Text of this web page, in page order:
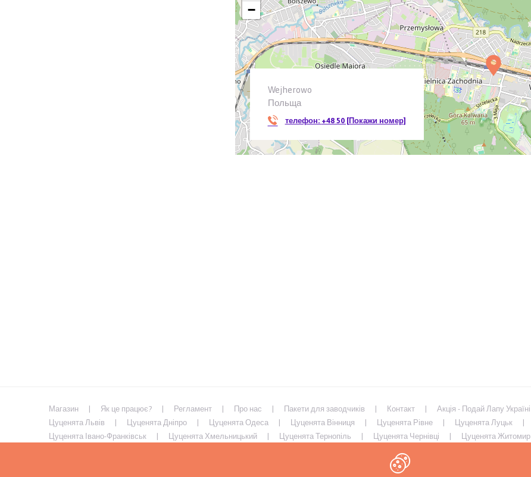
Wejherowo
Польща
телефон: +48 50 [Покажи номер]
−
Магазин Як це працює? Регламент Про нас Пакети для заводчиків Контакт Акція - Подай Лапу Україні
Цуценята Львів
Цуценята Дніпро Цуценята Одеса Цуценята Вінниця Цуценята Рівне Цуценята Луцьк
Цуценята Івано-Франківськ
Цуценята Хмельницький Цуценята Тернопіль Цуценята Чернівці Цуценята Житомир